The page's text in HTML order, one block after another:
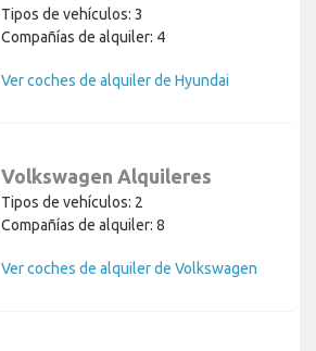
Tipos de vehículos: 3
Compañías de alquiler: 4
Ver coches de alquiler de Hyundai
Volkswagen Alquileres
Tipos de vehículos: 2
Compañías de alquiler: 8
Ver coches de alquiler de Volkswagen